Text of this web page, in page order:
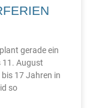
gerade ein
11. August
17 Jahren in
so